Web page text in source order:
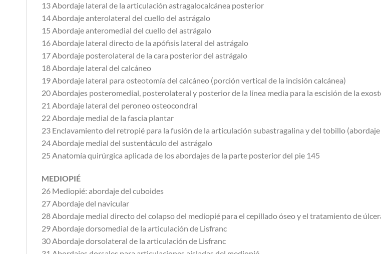
13 Abordaje lateral de la articulación astragalocalcánea posterior
14 Abordaje anterolateral del cuello del astrágalo
15 Abordaje anteromedial del cuello del astrágalo
16 Abordaje lateral directo de la apófisis lateral del astrágalo
17 Abordaje posterolateral de la cara posterior del astrágalo
18 Abordaje lateral del calcáneo
19 Abordaje lateral para osteotomía del calcáneo (porción vertical de la incisión calcánea)
20 Abordajes posteromedial, posterolateral y posterior de la línea media para la escisión de la
21 Abordaje lateral del peroneo osteocondral
22 Abordaje medial de la fascia plantar
23 Enclavamiento del retropié para la fusión de la articulación subastragalina y del tobillo
24 Abordaje medial del sustentáculo del astrágalo
25 Anatomía quirúrgica aplicada de los abordajes de la parte posterior del pie 145
MEDIOPIÉ
26 Mediopié: abordaje del cuboides
27 Abordaje del navicular
28 Abordaje medial directo del colapso del mediopié para el cepillado óseo y el tratamiento de
29 Abordaje dorsomedial de la articulación de Lisfranc
30 Abordaje dorsolateral de la articulación de Lisfranc